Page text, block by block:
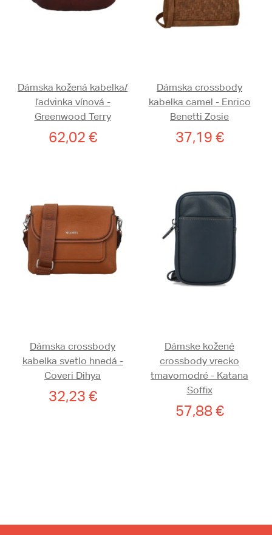
Dámska kožená kabelka/
ľadvinka vínová -
Greenwood Terry
62,02 €
Dámska crossbody
kabelka camel - Enrico
Benetti Zosie
37,19 €
Dámska crossbody
kabelka svetlo hnedá -
Coveri Dihya
32,23 €
Dámske kožené
crossbody vrecko
tmavomodré - Katana
Soffix
57,88 €